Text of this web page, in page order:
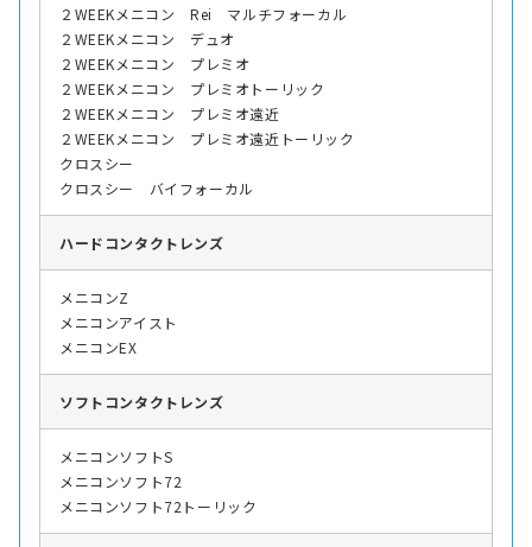
２WEEKメニコン Rei マルチフォーカル
２WEEKメニコン デュオ
２WEEKメニコン プレミオ
２WEEKメニコン プレミオトーリック
２WEEKメニコン プレミオ遠近
２WEEKメニコン プレミオ遠近トーリック
クロスシー
クロスシー バイフォーカル
ハード コンタクトレンズ
メニコンZ
メニコンアイスト
メニコンEX
ソフト コンタクトレンズ
メニコンソフトS
メニコンソフト72
メニコンソフト72トーリック